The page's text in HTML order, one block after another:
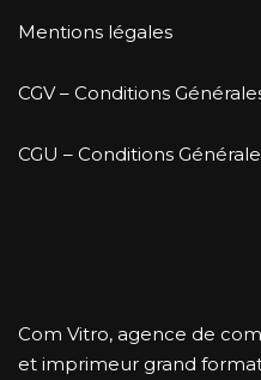
Mentions légales
CGV – Conditions
CGU – Conditions
Com Vitro, agence de
et imprimeur grand